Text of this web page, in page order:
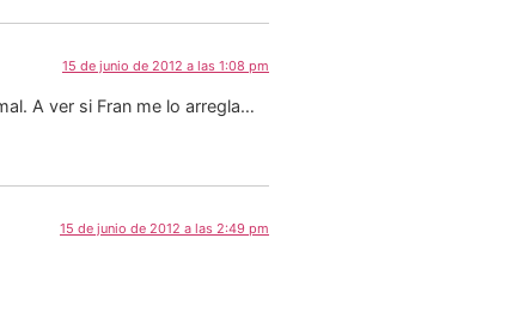
15 de junio de 2012 a las 1:08 pm
A ver si Fran me lo arregla…
15 de junio de 2012 a las 2:49 pm